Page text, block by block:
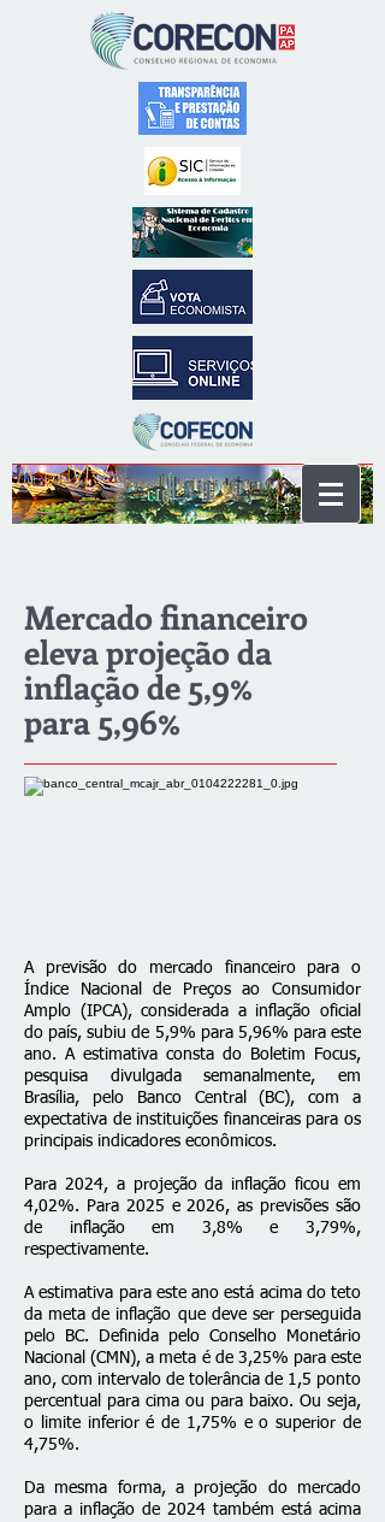
Mercado financeiro
eleva projeção da
inflação de 5,9%
para 5,96%
A previsão do mercado financeiro para o
Índice Nacional de Preços ao Consumidor
Amplo (IPCA), considerada a inflação oficial
do país, subiu de 5,9% para 5,96% para este
ano. A estimativa consta do Boletim Focus,
pesquisa divulgada semanalmente, em
Brasília, pelo Banco Central (BC), com a
expectativa de instituições financeiras para os
principais indicadores econômicos.
Para 2024, a projeção da inflação ficou em
4,02%. Para 2025 e 2026, as previsões são
de inflação em 3,8% e 3,79%,
respectivamente.
A estimativa para este ano está acima do teto
da meta de inflação que deve ser perseguida
pelo BC. Definida pelo Conselho Monetário
Nacional (CMN), a meta é de 3,25% para este
ano, com intervalo de tolerância de 1,5 ponto
percentual para cima ou para baixo. Ou seja,
o limite inferior é de 1,75% e o superior de
4,75%.
Da mesma forma, a projeção do mercado
para a inflação de 2024 também está acima